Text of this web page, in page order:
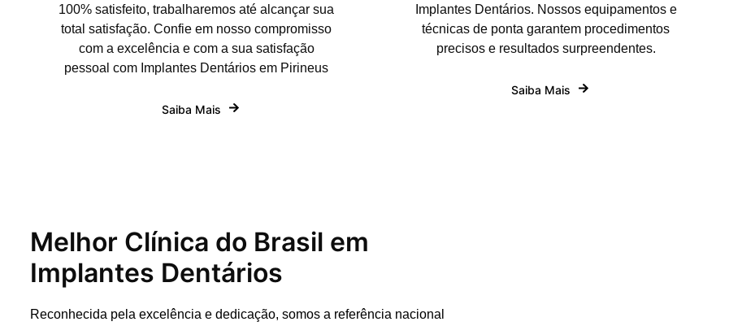
100% satisfeito, trabalharemos até alcançar sua
total satisfação. Confie em nosso compromisso
com a excelência e com a sua satisfação
pessoal com Implantes Dentários em Pirineus
Saiba Mais
Implantes Dentários. Nossos equipamentos e
técnicas de ponta garantem procedimentos
precisos e resultados surpreendentes.
Saiba Mais
Melhor Clínica do Brasil em
Implantes Dentários
Reconhecida pela excelência e dedicação, somos a referência nacional